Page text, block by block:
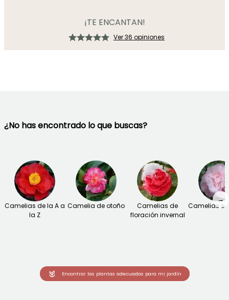
¡TE ENCANTAN!
Ver 36 opiniones
¿No has encontrado lo que buscas?
Camelias de la A a
la Z
Camelia de otoño
Camelias de
floración invernal
Camelias
→
Encontrar las plantas adecuadas para mi jardín